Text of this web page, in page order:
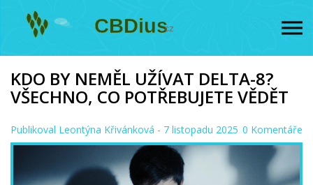
KDO BY NEMĚL UŽÍVAT DELTA-8?
VŠECHNO, CO POTŘEBUJETE VĚDĚT
Publikoval Leontýna Křivánková - 7 listopadu 2025 0 Komentáře